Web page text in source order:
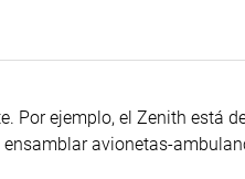
Por ejemplo, el Zenith está
avionetas-